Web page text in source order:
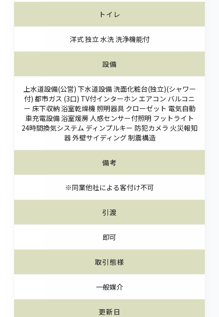
トイレ
洋式 独立 水洗 洗浄機能付
設備
上水道設備(公営) 下水道設備 洗面化粧台(独立)(シャワー
付) 都市ガス (3口) TV付インターホン エアコン バルコニ
ー 床下収納 浴室乾燥機 照明器具 クローゼット 電気自動
車充電設備 浴室煖房 人感センサー付照明 フットライト
24時間換気システム ディンプルキー 防犯カメラ 火災報知
器 外壁サイディング 制震構造
備考
※同業他社による客付け不可
引渡
即可
取引態様
一般媒介
更新日